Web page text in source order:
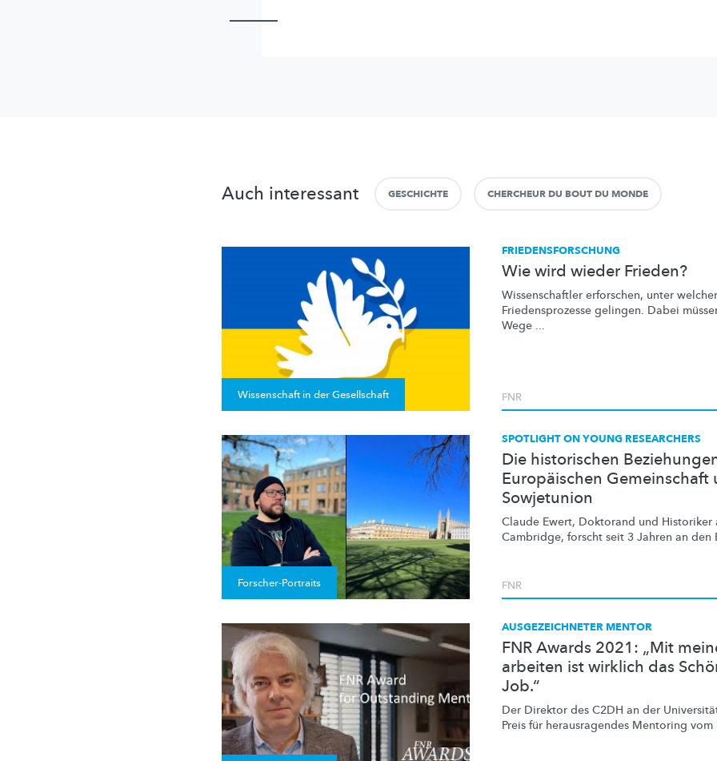
Auch interessant GESCHICHTE CHERCHEUR DU BOUT DU MONDE
Wissenschaft in der Gesellschaft
FRIEDENSFORSCHUNG
Wie wird wieder Frieden?
Wissenschaftler erforschen, unter
Friedensprozesse gelingen. Dabei
Wege ...
FNR
Forscher-Portraits
SPOTLIGHT ON YOUNG RESEARCHERS
Die historischen
Europäischen Gemeinschaft
Sowjetunion
Claude Ewert, Doktorand und Historiker
Cambridge, forscht seit 3 Jahren an den
FNR
AUSGEZEICHNETER MENTOR
FNR Awards 2021: „Mit
arbeiten ist wirklich das
Job.“
Der Direktor des C2DH an der
Preis für herausragendes Mentoring vom